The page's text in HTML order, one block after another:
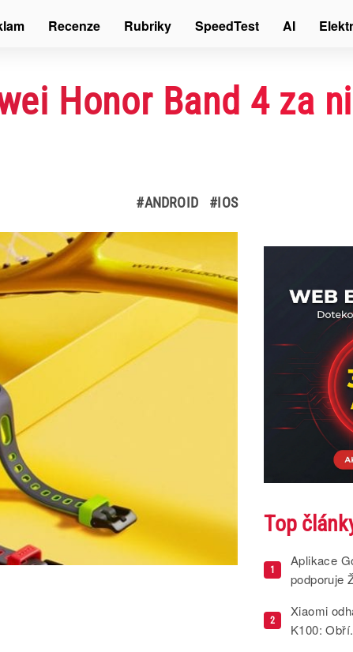
Honor Band 4 za
#ANDROID #IOS
Top
1
Aplikace
podporuje
2
Xiaomi
K100:
Recenze Rubriky SpeedTest AI